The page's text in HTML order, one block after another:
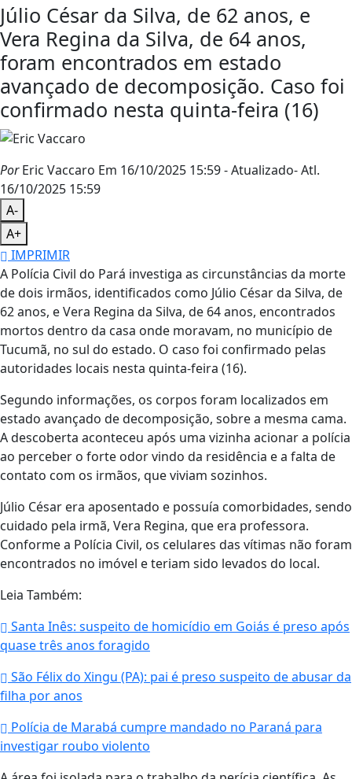
Júlio César da Silva, de 62 anos, e
Vera Regina da Silva, de 64 anos,
foram encontrados em estado
avançado de decomposição. Caso foi
confirmado nesta quinta-feira (16)
PorEric Vaccaro Em 16/10/2025 15:59- Atualizado- Atl.
16/10/2025 15:59
A-
A+
IMPRIMIR
A Polícia Civil do Pará investiga as circunstâncias da morte
de dois irmãos, identificados como Júlio César da Silva, de
62 anos, e Vera Regina da Silva, de 64 anos, encontrados
mortos dentro da casa onde moravam, no município de
Tucumã, no sul do estado. O caso foi confirmado pelas
autoridades locais nesta quinta-feira (16).
Segundo informações, os corpos foram localizados em
estado avançado de decomposição, sobre a mesma cama.
A descoberta aconteceu após uma vizinha acionar a polícia
ao perceber o forte odor vindo da residência e a falta de
contato com os irmãos, que viviam sozinhos.
Júlio César era aposentado e possuía comorbidades, sendo
cuidado pela irmã, Vera Regina, que era professora.
Conforme a Polícia Civil, os celulares das vítimas não foram
encontrados no imóvel e teriam sido levados do local.
Leia Também:
Santa Inês: suspeito de homicídio em Goiás é preso após
quase três anos foragido
São Félix do Xingu (PA): pai é preso suspeito de abusar da
filha por anos
Polícia de Marabá cumpre mandado no Paraná para
investigar roubo violento